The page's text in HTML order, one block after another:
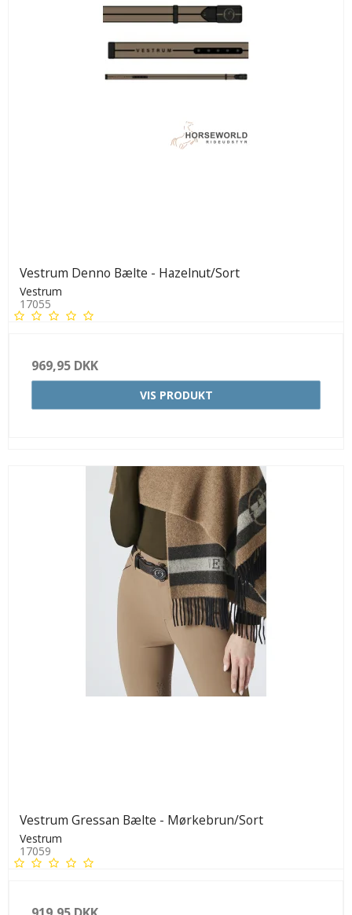
Vestrum Denno Bælte - Hazelnut/Sort
Vestrum
17055
969,95 DKK
VIS PRODUKT
Vestrum Gressan Bælte - Mørkebrun/Sort
Vestrum
17059